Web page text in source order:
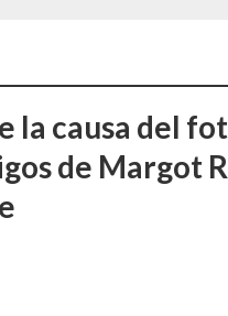
la causa del
de Margot